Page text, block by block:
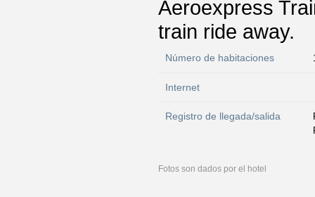
Aeroexpress
train ride away.
Número de habitaciones
Internet
Registro de llegada/salida
Fotos son dados por el hotel